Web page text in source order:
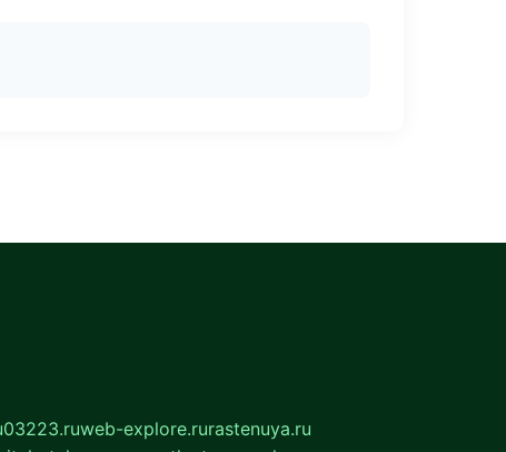
03223.ruweb-explore.rurastenuya.ru